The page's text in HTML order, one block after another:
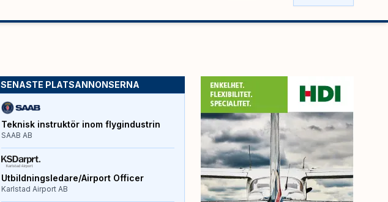
SENASTE PLATSANNONSERNA
Teknisk instruktör inom flygindustrin
SAAB AB
Utbildningsledare/Airport Officer
Karlstad Airport AB